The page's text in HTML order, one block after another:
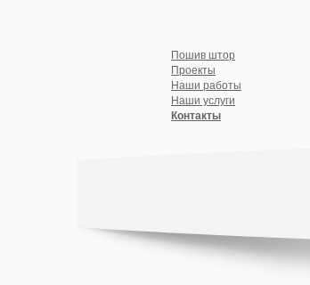
Пошив штор
Проекты
Наши работы
Наши услуги
Контакты